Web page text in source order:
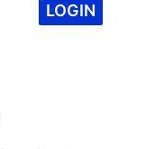
LOGIN